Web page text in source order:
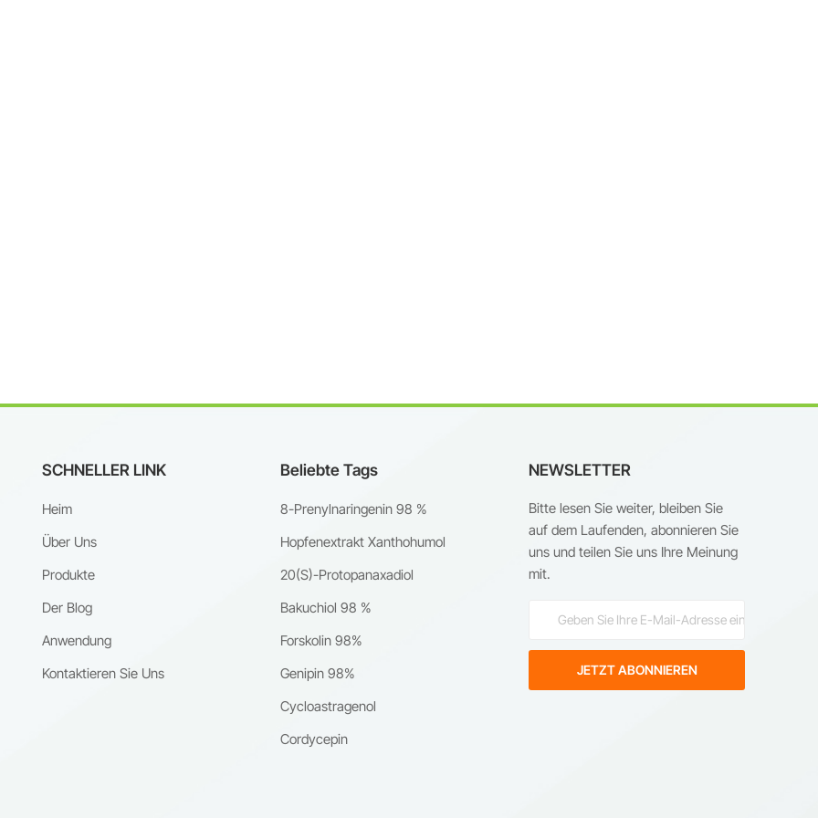
SCHNELLER LINK
Heim
Über Uns
Produkte
Der Blog
Anwendung
Kontaktieren Sie Uns
Beliebte Tags
8-Prenylnaringenin 98 %
Hopfenextrakt Xanthohumol
20(S)-Protopanaxadiol
Bakuchiol 98 %
Forskolin 98%
Genipin 98%
Cycloastragenol
Cordycepin
NEWSLETTER
Bitte lesen Sie weiter, bleiben Sie
auf dem Laufenden, abonnieren Sie
uns und teilen Sie uns Ihre Meinung
mit.